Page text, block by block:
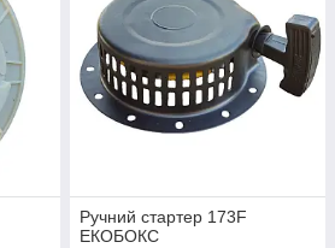
Ручний стартер 173F
ЕКОБОКС